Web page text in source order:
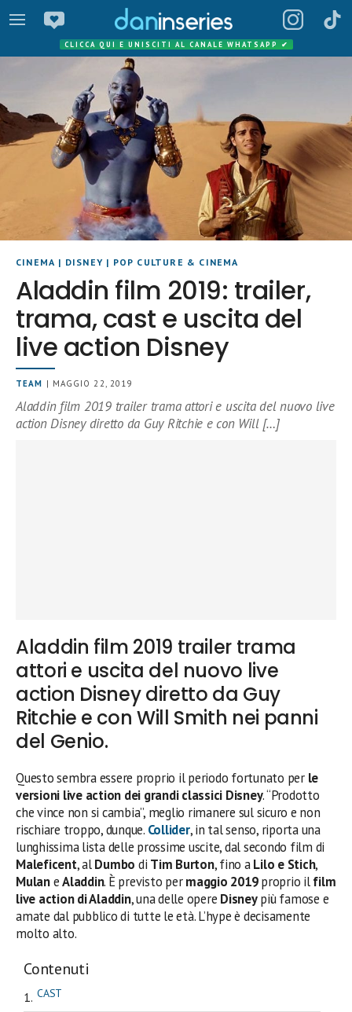
CLICCA QUI E UNISCITI AL CANALE WHATSAPP ✔
CINEMA | DISNEY | POP CULTURE & CINEMA
Aladdin film 2019: trailer,
trama, cast e uscita del
live action Disney
TEAM | MAGGIO 22, 2019
Aladdin film 2019 trailer trama attori e uscita del nuovo live
action Disney diretto da Guy Ritchie e con Will […]
Aladdin film 2019 trailer trama
attori e uscita del nuovo live
action Disney diretto da Guy
Ritchie e con Will Smith nei panni
del Genio.
Questo sembra essere proprio il periodo fortunato perle
versioni live action dei grandi classici Disney. “Prodotto
che vince non si cambia”, meglio rimanere sul sicuro e non
rischiare troppo, dunque. Collider, in tal senso, riporta una
lunghissima lista delle prossime uscite, dal secondo film di
Maleficent, alDumbo di Tim Burton, fino aLilo e Stich,
MulaneAladdin. È previsto permaggio 2019proprio ilfilm
live action di Aladdin, una delle opere Disneypiù famose e
amate dal pubblico di tutte le età. L’hype è decisamente
molto alto.
Contenuti
CAST